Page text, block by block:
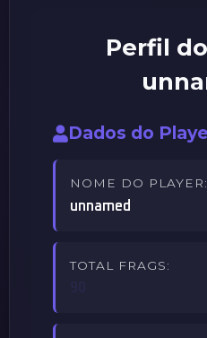
Perfil
Dados do
NOME DO PLAYER:
unnamed
TOTAL FRAGS: